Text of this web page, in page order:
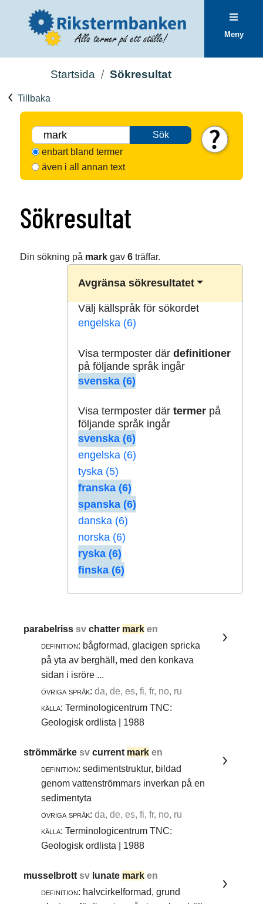
Meny
Startsida Sökresultat
Tillbaka
Sök
enbart bland termer
även i all annan text
Sökresultat
Din sökning på markgav 6träffar.
Avgränsa sökresultatet
Välj källspråk för sökordet
engelska (6)
Visa termposter där definitioner
på följande språk ingår
svenska (6)
Visa termposter där termerpå
följande språk ingår
svenska (6)
engelska (6)
tyska (5)
franska (6)
spanska (6)
danska (6)
norska (6)
ryska (6)
finska (6)
parabelrisssvchatter mark en
definition: bågformad, glacigen spricka
på yta av berghäll, med den konkava
sidan i isröre ...
övriga språk: da, de, es, fi, fr, no, ru
källa: Terminologicentrum TNC:
Geologisk ordlista | 1988
strömmärkesvcurrent mark en
definition: sedimentstruktur, bildad
genom vattenströmmars inverkan på en
sedimentyta
övriga språk: da, de, es, fi, fr, no, ru
källa: Terminologicentrum TNC:
Geologisk ordlista | 1988
musselbrottsv lunate mark en
definition: halvcirkelformad, grund